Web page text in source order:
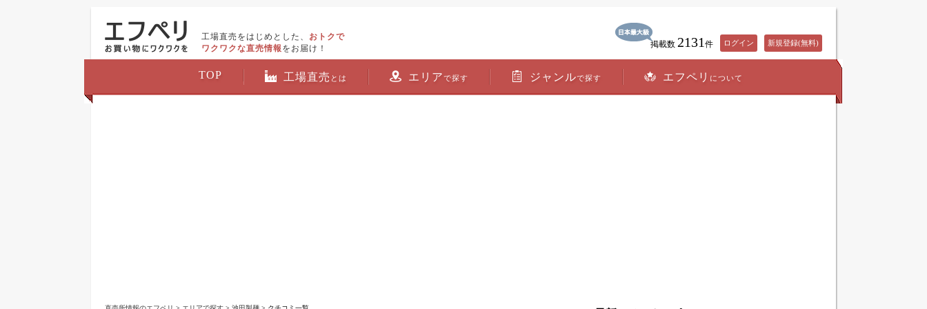
工場直売をはじめとした、 おトクで
ワクワクな直売情報 をお届け！ 掲載数 2131 件 ログイン 新規登録(無料)
TOP 工場直売 とは エリアで探す ジャンルで探す エフペリ について